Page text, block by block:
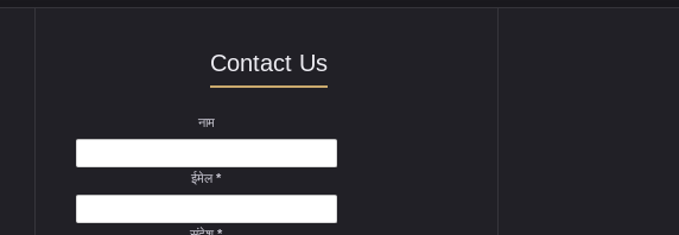
Contact Us
नाम
ईमेल*